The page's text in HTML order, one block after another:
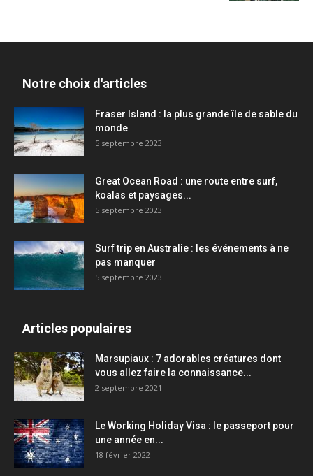
Notre choix d'articles
Fraser Island : la plus grande île de sable du
monde
5 septembre 2023
Great Ocean Road : une route entre surf,
koalas et paysages...
5 septembre 2023
Surf trip en Australie : les événements à ne
pas manquer
5 septembre 2023
Articles populaires
Marsupiaux : 7 adorables créatures dont
vous allez faire la connaissance...
2 septembre 2021
Le Working Holiday Visa : le passeport pour
une année en...
18 février 2022